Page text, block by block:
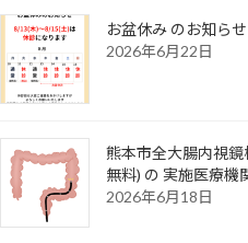
お盆休み のお知らせ
2026年6月22日
熊本市全大腸内視鏡
無料) の 実施医療機
2026年6月18日